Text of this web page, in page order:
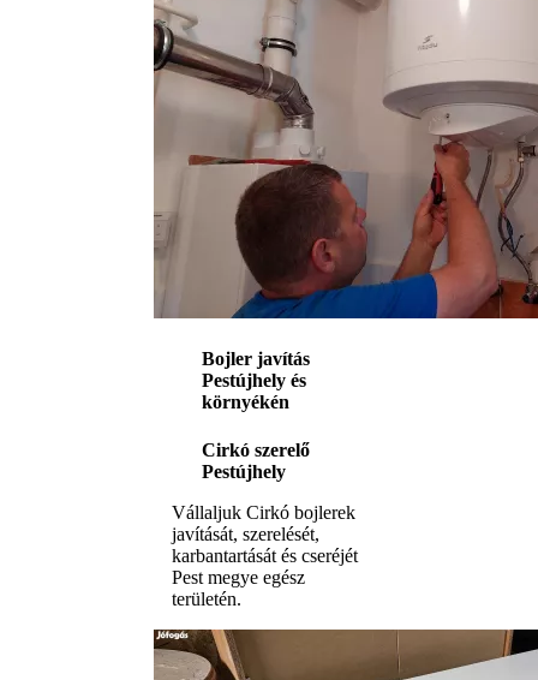
Bojler javítás
Pestújhely és
környékén
Cirkó szerelő
Pestújhely
Vállaljuk Cirkó bojlerek
javítását, szerelését,
karbantartását és cseréjét
Pest megye egész
területén.